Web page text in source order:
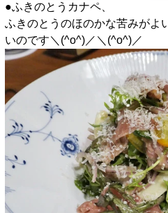
●ふきのとうカナペ、
ふきのとうのほのかな苦みがよ
いのです＼(^o^)／＼(^o^)／